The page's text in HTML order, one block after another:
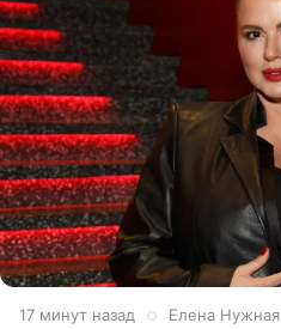
17 минут назад Елена Нужная